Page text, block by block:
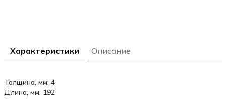
Характеристики Описание
Толщина, мм: 4
Длина, мм: 192